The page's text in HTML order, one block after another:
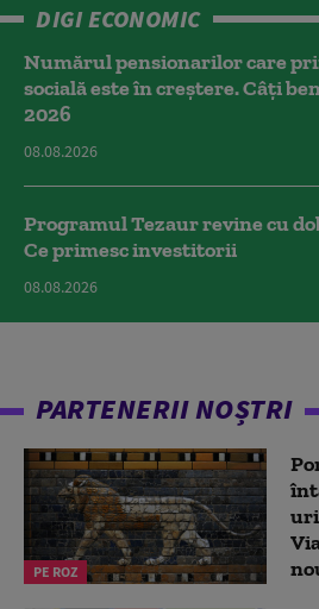
DIGI ECONOMIC
Numărul pensionarilor care
socială este în creștere. Câți
2026
08.08.2026
Programul Tezaur revine cu
Ce primesc investitorii
08.08.2026
PARTENERII NOȘTRI
PE ROZ